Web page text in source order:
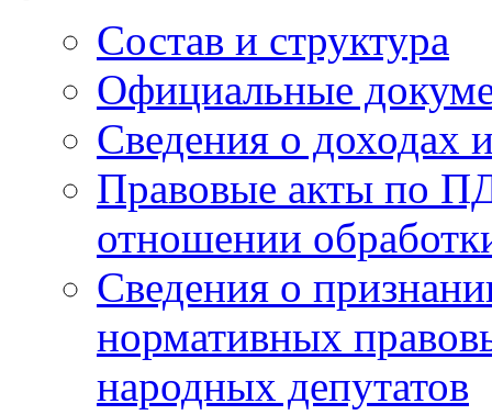
Состав и структура
Официальные
Сведения о доходах
Правовые акты по
отношении
Сведения о
нормативных
народных депутатов